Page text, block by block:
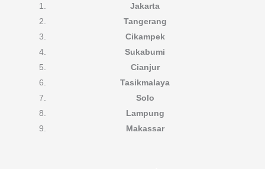
Jakarta
Tangerang
Cikampek
Sukabumi
Cianjur
Tasikmalaya
Solo
Lampung
Makassar